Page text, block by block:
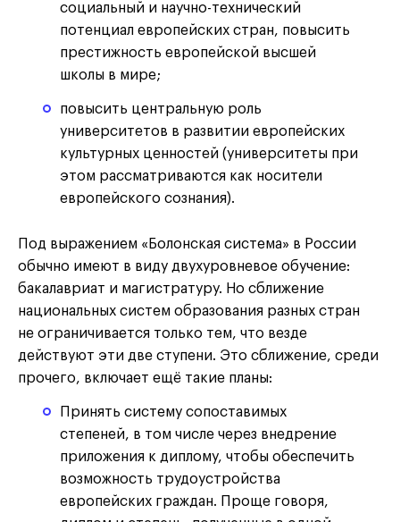
социальный и научно-технический
потенциал европейских стран, повысить
престижность европейской высшей
школы в мире;
повысить центральную роль
университетов в развитии европейских
культурных ценностей (университеты при
этом рассматриваются как носители
европейского сознания).
Под выражением «Болонская система» в России
обычно имеют в виду двухуровневое обучение:
бакалавриат и магистратуру. Но сближение
национальных систем образования разных стран
не ограничивается только тем, что везде
действуют эти две ступени. Это сближение, среди
прочего, включает ещё такие планы:
Принять систему сопоставимых
степеней, в том числе через внедрение
приложения к диплому, чтобы обеспечить
возможность трудоустройства
европейских граждан. Проще говоря,